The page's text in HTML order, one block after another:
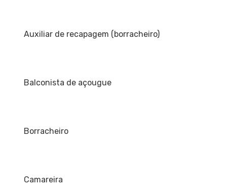
Auxiliar de recapagem (borracheiro)
Balconista de açougue
Borracheiro
Camareira